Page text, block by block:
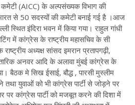
(AICC) के अल्पसंख्यक विभाग की
भारत से 50 सदस्यों की कमेटी बनाई गई है ।आज
स्थित इंदिरा भवन में किया गया। राहुल गांधी
में कांग्रेस के राष्ट्रीय महासचिव के सी
अध्यक्ष सांसद इमरान प्रतापगढ़ी,
अनवर आदि के अलावा मुंबई कांग्रेस के
बैठक मे सिख ईसाई, बौद्ध , पारसी मुस्लीम
तथा युवाओं को भी कांग्रेस पार्टी से जोड़ने पर
पर कांग्रेस पार्टी को मजबूत करने की दिशा में